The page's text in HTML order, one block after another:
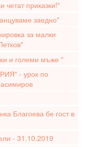
приказки!"
заедно"
за малки
и големи мъже "
- урок по
Благоева бе гост в
- 31.10.2019